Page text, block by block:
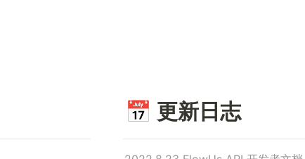
📅 更新日志